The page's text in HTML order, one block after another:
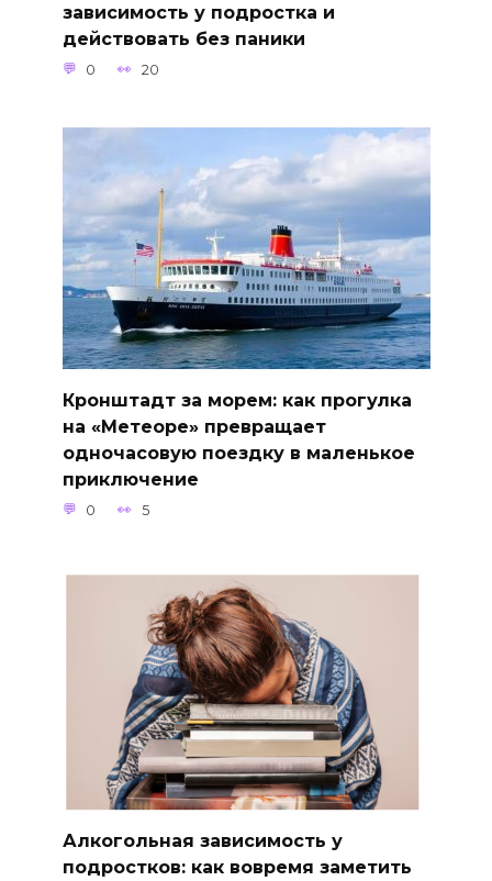
зависимость у подростка и
действовать без паники
0 20
Кронштадт за морем: как прогулка
на «Метеоре» превращает
одночасовую поездку в маленькое
приключение
0 5
Алкогольная зависимость у
подростков: как вовремя заметить